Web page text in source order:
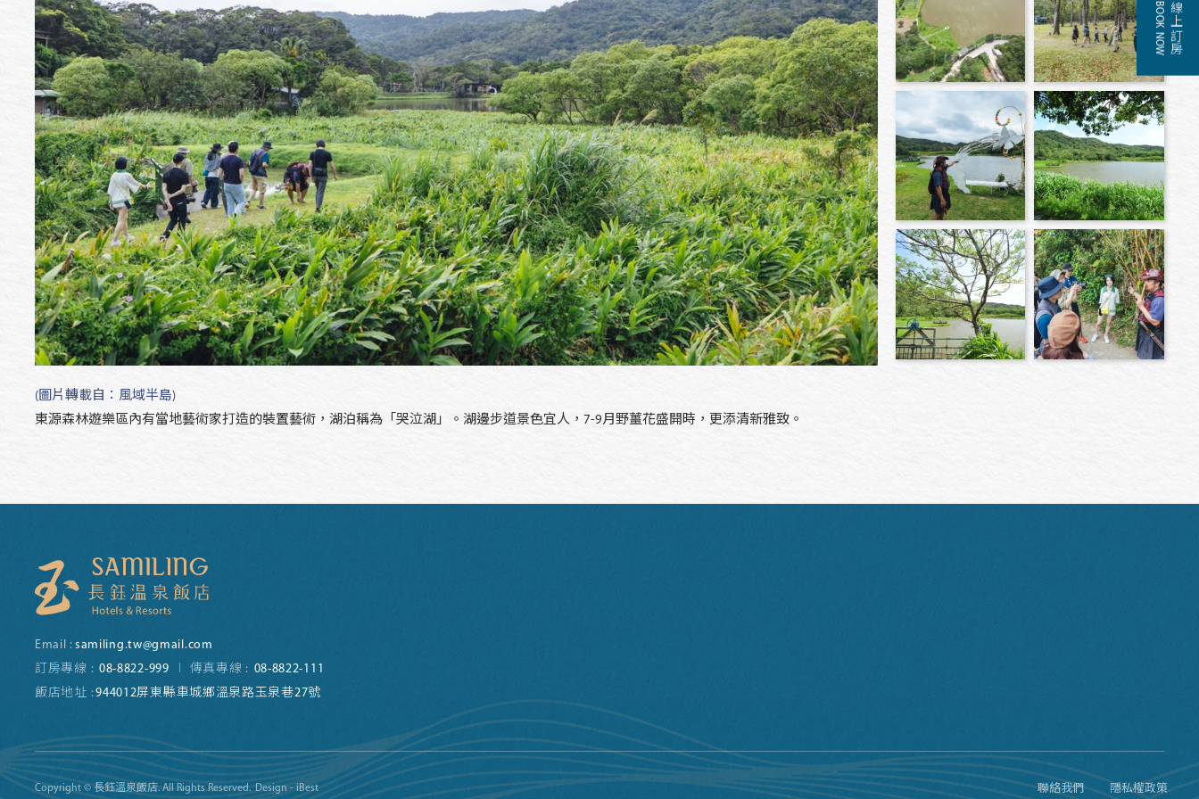
線上訂房
BOOK NOW
(圖片轉載自：風域半島)
東源森林遊樂區內有當地藝術家打造的裝置藝術，湖泊稱為「哭泣湖」。湖邊步道景色宜人，7-9月野薑花盛開時，更添清新雅致。
Email : samiling.tw@gmail.com
訂房專線 : 08-8822-999 傳真專線 : 08-8822-111
飯店地址 :944012屏東縣車城鄉溫泉路玉泉巷27號
Copyright © 長鈺溫泉飯店. All Rights Reserved. Design - iBest 聯絡我們 隱私權政策